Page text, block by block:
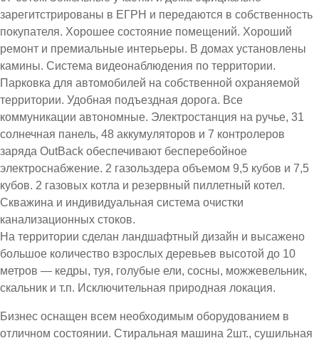
зарегитстрированы в ЕГРН и передаются в собственность
покупателя. Хорошее состояние помещений. Хороший
ремонт и премиальные интерьеры. В домах установлены
камины. Система видеонаблюдения по территории.
Парковка для автомобилей на собственной охраняемой
территории. Удобная подъездная дорога. Все
коммуникации автономные. Электростанция на ручье, 31
солнечная панель, 48 аккумуляторов и 7 контролеров
заряда OutBack обеспечивают бесперебойное
электроснабжение. 2 газольздера объемом 9,5 кубов и 7,5
кубов. 2 газовых котла и резервный пиллетный котел.
Скважина и индивидуальная система очистки
канализационных стоков.
На территории сделан ландшафтный дизайн и высажено
большое количество взрослых деревьев высотой до 10
метров — кедры, туя, голубые ели, сосны, можжевельник,
скальник и т.п. Исключительная природная локация.
Бизнес оснащен всем необходимым оборудованием в
отличном состоянии. Стиральная машина 2шт., сушильная